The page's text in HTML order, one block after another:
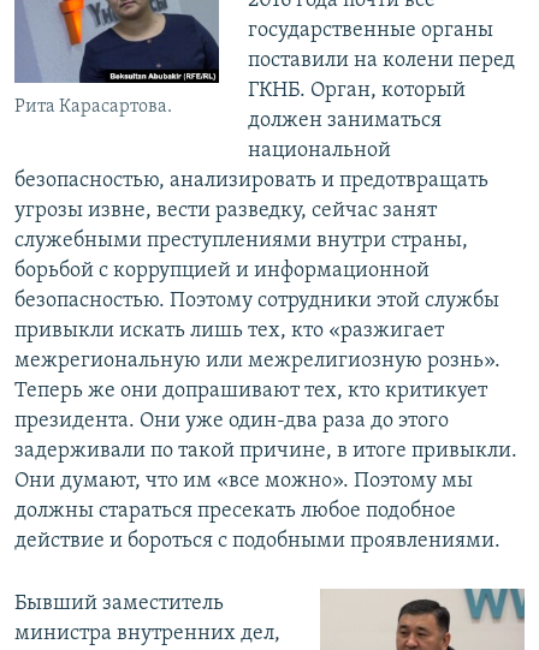
Рита Карасартова.
государственные органы
поставили на колени перед
ГКНБ. Орган, который
должен заниматься
национальной
безопасностью, анализировать и предотвращать
угрозы извне, вести разведку, сейчас занят
служебными преступлениями внутри страны,
борьбой с коррупцией и информационной
безопасностью. Поэтому сотрудники этой службы
привыкли искать лишь тех, кто «разжигает
межрегиональную или межрелигиозную рознь».
Теперь же они допрашивают тех, кто критикует
президента. Они уже один-два раза до этого
задерживали по такой причине, в итоге привыкли.
Они думают, что им «все можно». Поэтому мы
должны стараться пресекать любое подобное
действие и бороться с подобными проявлениями.
Бывший заместитель
министра внутренних дел,